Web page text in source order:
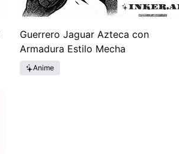
Guerrero Jaguar Azteca con
Armadura Estilo Mecha
Anime